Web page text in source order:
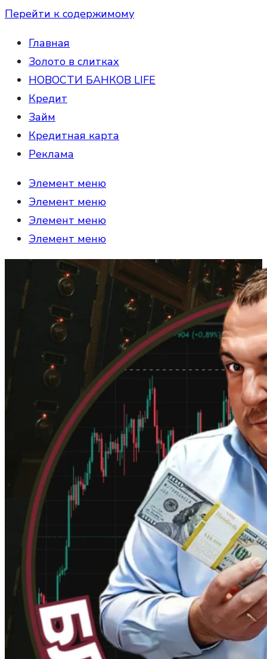
Перейти к содержимому
Главная
Золото в слитках
НОВОСТИ БАНКОВ LIFE
Кредит
Займ
Кредитная карта
Реклама
Элемент меню
Элемент меню
Элемент меню
Элемент меню